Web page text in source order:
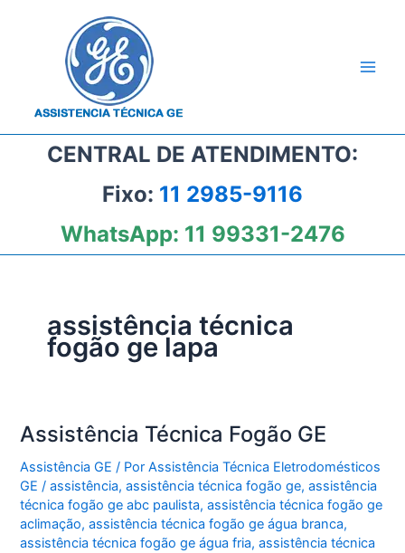
CENTRAL DE ATENDIMENTO:
Fixo: 11 2985-9116
WhatsApp: 11 99331-2476
assistência técnica
fogão ge lapa
Assistência Técnica Fogão GE
Assistência GE / PorAssistência Técnica Eletrodomésticos
GE/assistência,assistência técnica fogão ge,assistência
técnica fogão ge abc paulista,assistência técnica fogão ge
aclimação,assistência técnica fogão ge água branca,
assistência técnica fogão ge água fria,assistência técnica